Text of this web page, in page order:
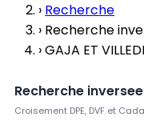
› Recherche
› Recherche
›GAJA ET
Recherche
Croisement DPE, DVF et